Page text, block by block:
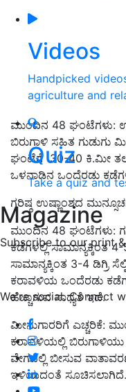
Videos
Handpicked
agriculture and
Quiz
Take a quiz and
Magazine
Subscribe to our print
We're social. Connect
ಮುಂದಿನ 48 ಘಂಟೆಗಳು:
ಬಿರುಗಾಳಿ ಸಹಿತ ಗುಡುಗು
ಘಂಟೆಗೆ 30-40 ಕಿ.ಮೀ
ಒಳನಾಡಿನ ಒಂದೆರಡು
ಗರಿಷ್ಠ ಉಷ್ಣಾಂಶದ
ಮುಂದಿನ 48 ಘಂಟೆಗಳು:
ಕಡೆಗಳಲ್ಲಿ ಸಾಮಾನ್ಯಕ್ಕಿಂತ
ಸಾಮಾನ್ಯಕ್ಕಿಂತ 3-4 ಡಿಗ್ರಿ
ಕರಾವಳಿಯ ಒಂದೆರಡು
ಹೆಚ್ಚಾಗುವ ಸಾಧ್ಯತೆ ಇದೆ.
ಮೀನುಗಾರರಿಗೆ ಎಚ್ಚರಿಕೆ:
ಕರಾವಳಿಯಲ್ಲಿ
ವೇಗದಲ್ಲಿ ಬೀಸುವ
ಇಳಿಯದಂತೆ ಸೂಚಿಸಲಾಗಿದೆ.